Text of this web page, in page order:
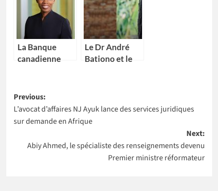
de la Banque
mondiale pour
4 pays Africains
résidente des
Nations Unies
au Maroc
La Banque
canadienne
(CIBC) nomme
Kikelomo
Lawal comme
présidente
Le Dr André
Bationo et le
l’Africa Food
Prize 2020
Post
navigation
Previous:
L’avocat d’affaires NJ Ayuk lance des services juridiques
sur demande en Afrique
Next:
Abiy Ahmed, le spécialiste des renseignements devenu
Premier ministre réformateur